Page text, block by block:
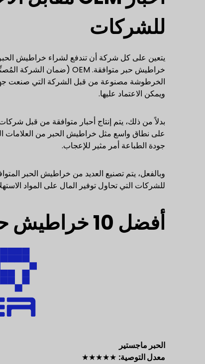
للشركات
ويمكن الاعتماد عليها.
بدلاً من ذلك، يتم إنتاج أحبار متوافقة من قبل
على نطاق واسع مثل خراطيش الحبر من العلامات
جودة الطباعة أمر مثير للإعجاب.
وبالفعل، يتم تصنيع العديد من خراطيش الحبر
للشركات التي تحاول توفير المال على المواد
أفضل 10 خراطيش حبر بالجملة للشراء بالجملة
الحبر ماجستير
معدل التوصية: ★★★★★